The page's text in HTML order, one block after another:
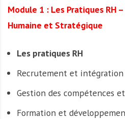
Module 1 : Les Pratiques RH
Humaine et Stratégique
Les pratiques RH
Recrutement et intégration
Gestion des compétences
Formation et